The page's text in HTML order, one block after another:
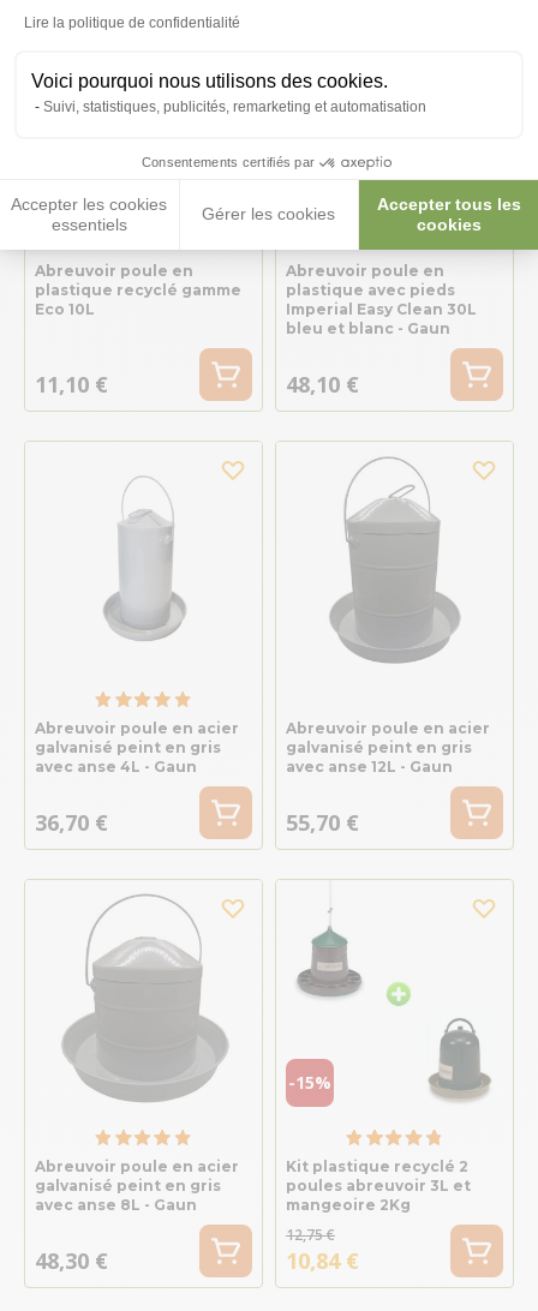
Lire la politique de confidentialité
Voici pourquoi nous utilisons des cookies.
Suivi, statistiques, publicités, remarketing et automatisation
Consentements certifiés par
Accepter les cookies
essentiels
Gérer les cookies
Accepter tous les
cookies
Abreuvoir poule en
plastique recyclé gamme
Eco 10L
11,10 €
Abreuvoir poule en
plastique avec pieds
Imperial Easy Clean 30L
bleu et blanc - Gaun
48,10 €
Abreuvoir poule en acier
galvanisé peint en gris
avec anse 4L - Gaun
36,70 €
Abreuvoir poule en acier
galvanisé peint en gris
avec anse 12L - Gaun
55,70 €
Abreuvoir poule en acier
galvanisé peint en gris
avec anse 8L - Gaun
48,30 €
-15%
Kit plastique recyclé 2
poules abreuvoir 3L et
mangeoire 2Kg
12,75 €
10,84 €